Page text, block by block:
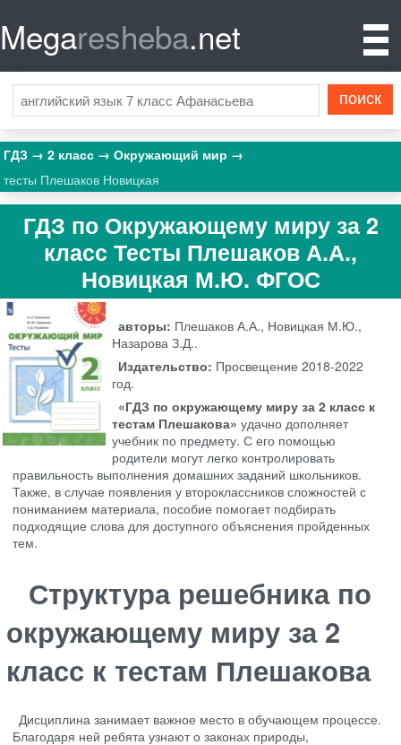
Megaresheba.net
ГДЗ 2 класс
Окружающий мир
тесты Плешаков Новицкая
ГДЗ по Окружающему миру за 2
класс Тесты Плешаков А.А.,
Новицкая М.Ю. ФГОС
авторы: Плешаков А.А., Новицкая М.Ю.,
Назарова З.Д..
Издательство: Просвещение 2018-2022
год.
«ГДЗ по окружающему миру за 2 класс к
тестам Плешакова» удачно дополняет
учебник по предмету. С его помощью
родители могут легко контролировать
правильность выполнения домашних заданий школьников.
Также, в случае появления у второклассников сложностей с
пониманием материала, пособие помогает подбирать
подходящие слова для доступного объяснения пройденных
тем.
Структура решебника по
окружающему миру за 2
класс к тестам Плешакова
Дисциплина занимает важное место в обучающем процессе.
Благодаря ней ребята узнают о законах природы,